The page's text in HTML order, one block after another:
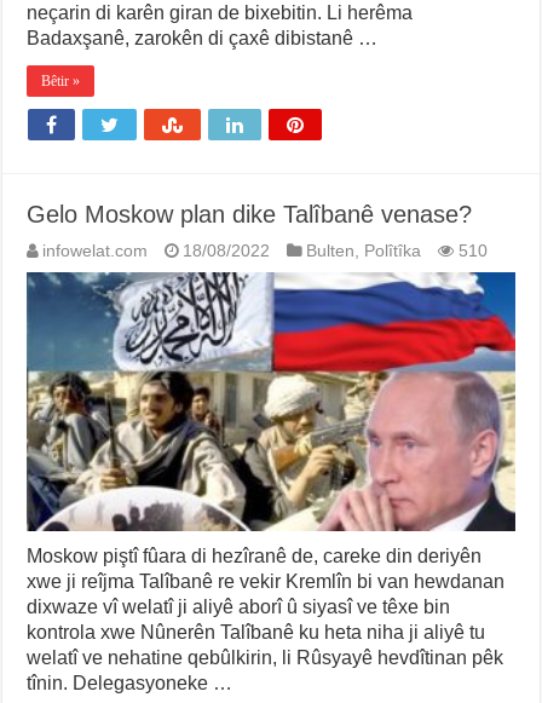
neçarin di karên giran de bixebitin. Li herêma
Badaxşanê, zarokên di çaxê dibistanê …
Bêtir »
Gelo Moskow plan dike Talîbanê venase?
infowelat.com 18/08/2022 Bulten Polîtîka 510
Moskow piştî fûara di hezîranê de, careke din deriyên
xwe ji reîjma Talîbanê re vekir Kremlîn bi van hewdanan
dixwaze vî welatî ji aliyê aborî û siyasî ve têxe bin
kontrola xwe Nûnerên Talîbanê ku heta niha ji aliyê tu
welatî ve nehatine qebûlkirin, li Rûsyayê hevdîtinan pêk
tînin. Delegasyoneke …